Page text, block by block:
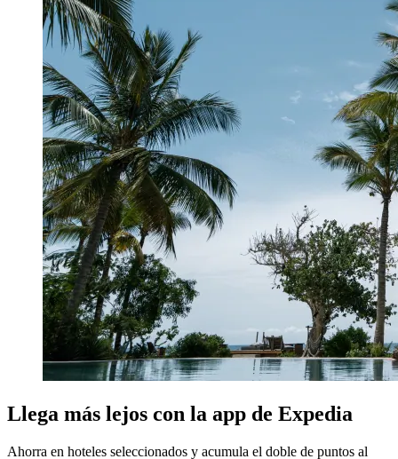
Llega más lejos con la app de Expedia
Ahorra en hoteles seleccionados y acumula el doble de puntos al